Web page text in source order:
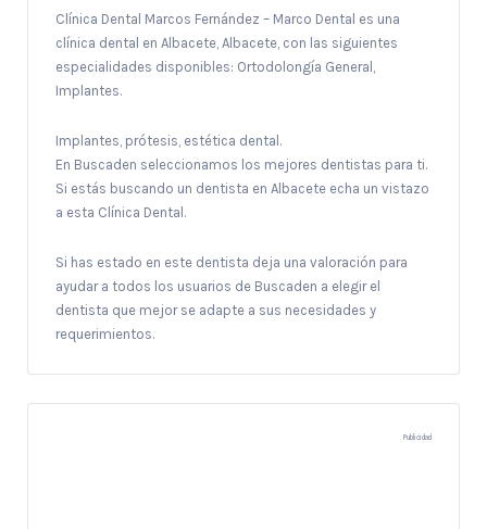
Clínica Dental Marcos Fernández – Marco Dental es una
clínica dental en Albacete, Albacete, con las siguientes
especialidades disponibles: Ortodolongía General,
Implantes.
Implantes, prótesis, estética dental.
En Buscaden seleccionamos los mejores dentistas para ti.
Si estás buscando un dentista en Albacete echa un vistazo
a esta Clínica Dental.
Si has estado en este dentista deja una valoración para
ayudar a todos los usuarios de Buscaden a elegir el
dentista que mejor se adapte a sus necesidades y
requerimientos.
Publicidad